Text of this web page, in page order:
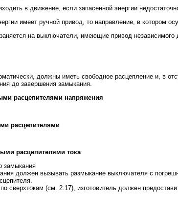
в движение, если запасенной энергии
имеет ручной привод, то направление, в котором
на выключатели, имеющие привод независимого
должны иметь свободное расцепление и, в
до завершения замыкания.
расцепителями напряжения
расцепителями
расцепителями тока
замыкания
должен вызывать размыкание выключателя с
сверхтокам (см. 2.17), изготовитель должен